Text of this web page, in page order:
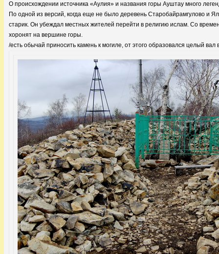
О происхождении источника «Аулия» и названия горы Ауштау много
По одной из версий, когда еще не было деревень Старобайрамгулово и
старик. Он убеждал местных жителей перейти в религию ислам. Со
хоронят на вершине горы.
/есть обычай приносить камень к могиле, от этого образовался целый вал